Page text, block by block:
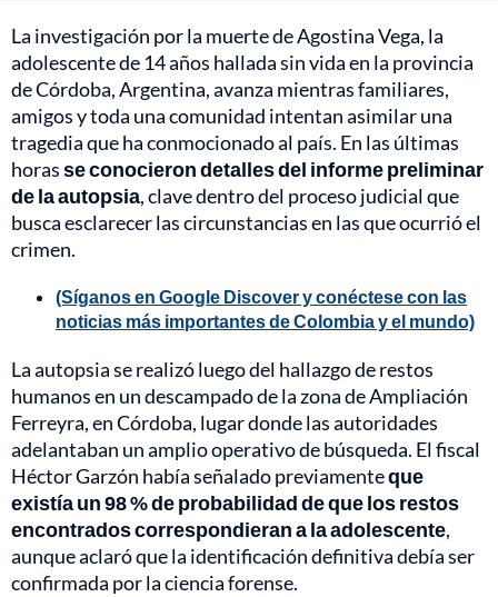
La investigación por la muerte de Agostina Vega, la
adolescente de 14 años hallada sin vida en la provincia
de Córdoba, Argentina, avanza mientras familiares,
amigos y toda una comunidad intentan asimilar una
tragedia que ha conmocionado al país. En las últimas
horasse conocieron detalles del informe preliminar
de la autopsia, clave dentro del proceso judicial que
busca esclarecer las circunstancias en las que ocurrió el
crimen.
(Síganos en Google Discover y conéctese con las
noticias más importantes de Colombia y el mundo)
La autopsia se realizó luego del hallazgo de restos
humanos en un descampado de la zona de Ampliación
Ferreyra, en Córdoba, lugar donde las autoridades
adelantaban un amplio operativo de búsqueda. El fiscal
Héctor Garzón había señalado previamenteque
existía un 98 % de probabilidad de que los restos
encontrados correspondieran a la adolescente,
aunque aclaró que la identificación definitiva debía ser
confirmada por la ciencia forense.